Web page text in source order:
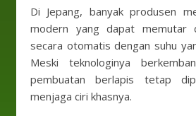
Di Jepang, banyak produsen
modern yang dapat memutar
secara otomatis dengan suhu
Meski teknologinya
pembuatan berlapis tetap
menjaga ciri khasnya.